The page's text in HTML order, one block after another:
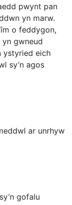
pwynt pan
yn marw.
o feddygon,
yn gwneud
ystyried eich
sy’n agos
ar unrhyw
gofalu